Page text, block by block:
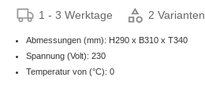
1 - 3 Werktage 2 Varianten
Abmessungen (mm): H290 x B310 x T340
Spannung (Volt): 230
Temperatur von (°C): 0